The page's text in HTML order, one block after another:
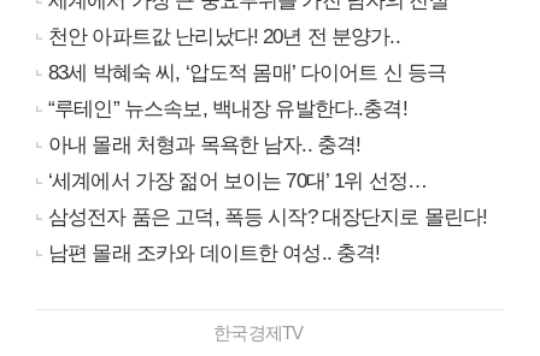
천안 아파트값 난리났다! 20년 전 분양가..
83세 박혜숙 씨, ‘압도적 몸매’ 다이어트 신 등극
“루테인” 뉴스속보, 백내장 유발한다..충격!
아내 몰래 처형과 목욕한 남자.. 충격!
‘세계에서 가장 젊어 보이는 70대’ 1위 선정…
삼성전자 품은 고덕, 폭등 시작? 대장단지로 몰린다!
남편 몰래 조카와 데이트한 여성.. 충격!
한국경제TV